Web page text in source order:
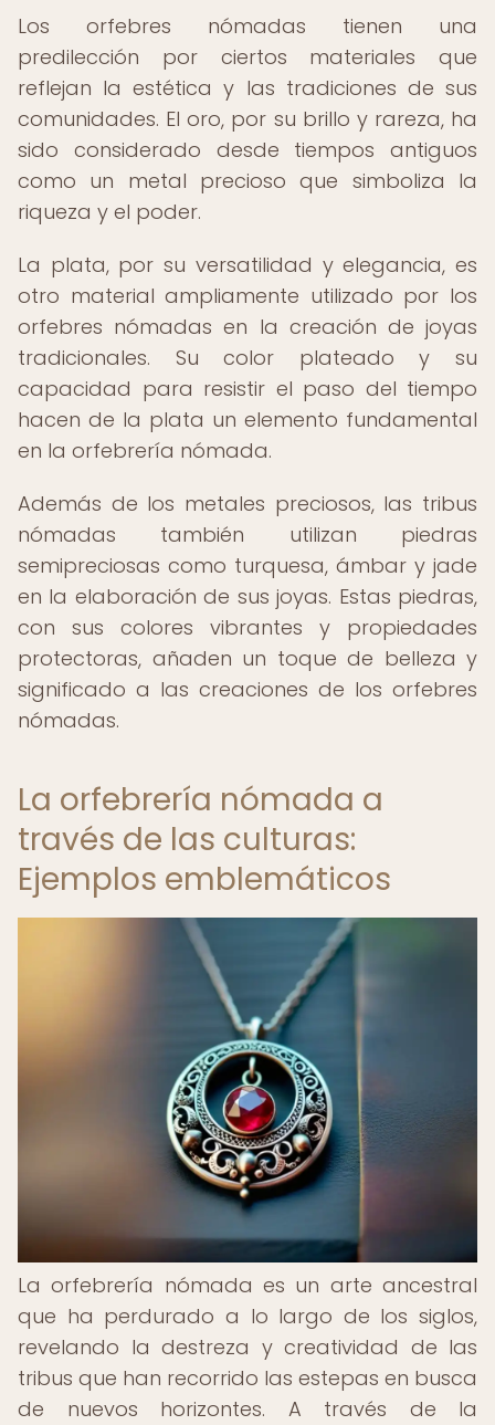
Los orfebres nómadas tienen una
predilección por ciertos materiales que
reflejan la estética y las tradiciones de sus
comunidades. El oro, por su brillo y rareza, ha
sido considerado desde tiempos antiguos
como un metal precioso que simboliza la
riqueza y el poder.
La plata, por su versatilidad y elegancia, es
otro material ampliamente utilizado por los
orfebres nómadas en la creación de joyas
tradicionales. Su color plateado y su
capacidad para resistir el paso del tiempo
hacen de la plata un elemento fundamental
en la orfebrería nómada.
Además de los metales preciosos, las tribus
nómadas también utilizan piedras
semipreciosas como turquesa, ámbar y jade
en la elaboración de sus joyas. Estas piedras,
con sus colores vibrantes y propiedades
protectoras, añaden un toque de belleza y
significado a las creaciones de los orfebres
nómadas.
La orfebrería nómada a
través de las culturas:
Ejemplos emblemáticos
La orfebrería nómada es un arte ancestral
que ha perdurado a lo largo de los siglos,
revelando la destreza y creatividad de las
tribus que han recorrido las estepas en busca
de nuevos horizontes. A través de la